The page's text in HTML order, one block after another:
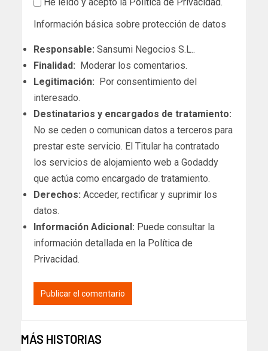
He leído y acepto la Política de Privacidad.
Información básica sobre protección de datos
Responsable: Sansumi Negocios S.L..
Finalidad: Moderar los comentarios.
Legitimación: Por consentimiento del
interesado.
Destinatarios y encargados de tratamiento:
No se ceden o comunican datos a terceros para
prestar este servicio. El Titular ha contratado
los servicios de alojamiento web a Godaddy
que actúa como encargado de tratamiento.
Derechos: Acceder, rectificar y suprimir los
datos.
Información Adicional: Puede consultar la
información detallada en la Política de
Privacidad.
MÁS HISTORIAS